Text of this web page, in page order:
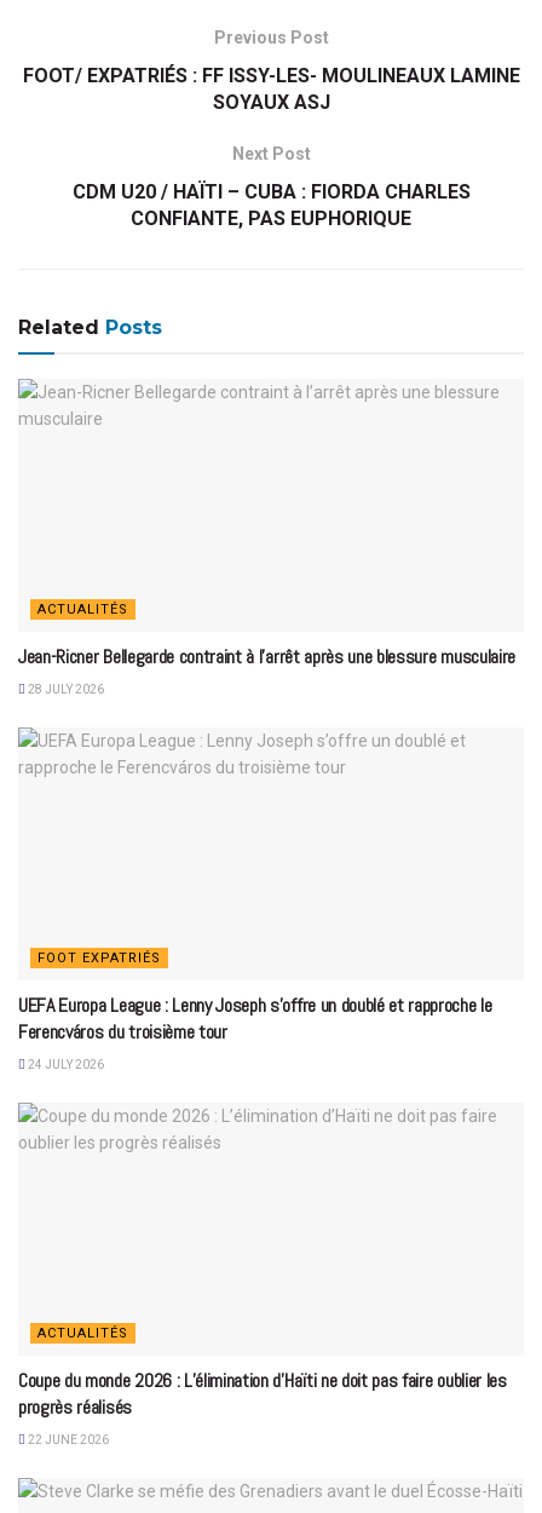
Previous Post
FOOT/ EXPATRIÉS : FF ISSY-LES- MOULINEAUX LAMINE
SOYAUX ASJ
Next Post
CDM U20 / HAÏTI – CUBA : FIORDA CHARLES
CONFIANTE, PAS EUPHORIQUE
Related Posts
ACTUALITÉS
Jean-Ricner Bellegarde contraint à l’arrêt après une blessure musculaire
28 JULY 2026
FOOT EXPATRIÉS
UEFA Europa League : Lenny Joseph s’offre un doublé et rapproche le
Ferencváros du troisième tour
24 JULY 2026
ACTUALITÉS
Coupe du monde 2026 : L’élimination d’Haïti ne doit pas faire oublier les
progrès réalisés
22 JUNE 2026